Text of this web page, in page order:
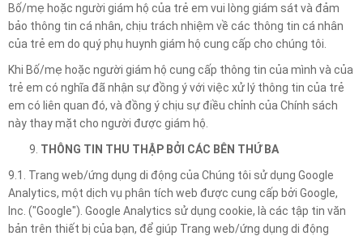
Bố/mẹ hoặc người giám hộ của trẻ em vui lòng giám sát và đảm
bảo thông tin cá nhân, chịu trách nhiệm về các thông tin cá nhân
của trẻ em do quý phụ huynh giám hộ cung cấp cho chúng tôi.
Khi Bố/mẹ hoặc người giám hộ cung cấp thông tin của mình và của
trẻ em có nghĩa đã nhận sự đồng ý với việc xử lý thông tin của trẻ
em có liên quan đó, và đồng ý chịu sự điều chỉnh của Chính sách
này thay mặt cho người được giám hộ.
THÔNG TIN THU THẬP BỞI CÁC BÊN THỨ BA
9.1. Trang web/ứng dụng di động của Chúng tôi sử dụng Google
Analytics, một dịch vụ phân tích web được cung cấp bởi Google,
Inc. ("Google"). Google Analytics sử dụng cookie, là các tập tin văn
bản trên thiết bị của bạn, để giúp Trang web/ứng dụng di động